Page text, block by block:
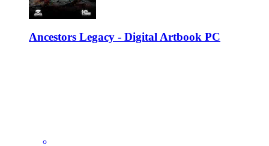
Ancestors Legacy - Digital Artbook PC